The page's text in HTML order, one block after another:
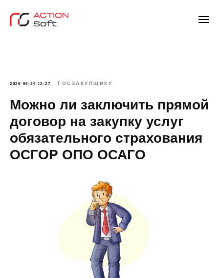
2026-05-29 12:27 ГОСЗАКУПЩИКУ
Можно ли заключить прямой
договор на закупку услуг
обязательного страхования
ОСГОР ОПО ОСАГО